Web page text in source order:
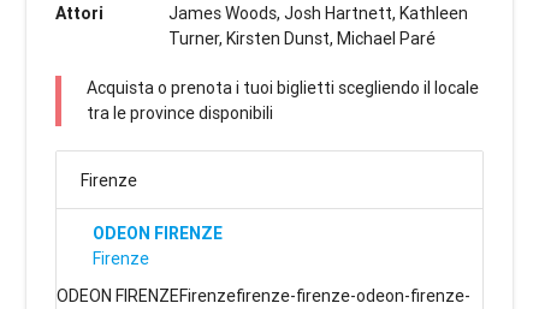
Attori
James Woods, Josh Hartnett, Kathleen
Turner, Kirsten Dunst, Michael Paré
Acquista o prenota i tuoi biglietti scegliendo il locale
tra le province disponibili
Firenze
ODEON FIRENZE
Firenze
ODEON FIRENZEFirenzefirenze-firenze-odeon-firenze-